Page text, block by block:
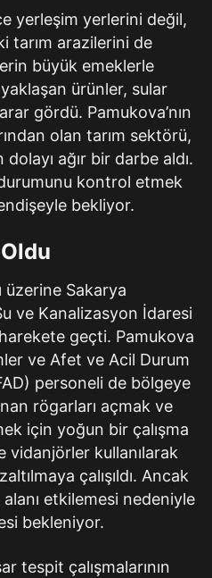
yerleşim yerlerini değil,
tarım arazilerini de
büyük emeklerle
ürünler, sular
gördü. Pamukova’nın
olan tarım sektörü,
ağır bir darbe aldı.
kontrol etmek
bekliyor.
üzerine Sakarya
ve Kanalizasyon İdaresi
geçti. Pamukova
ve Afet ve Acil Durum
personeli de bölgeye
rögarları açmak ve
için yoğun bir çalışma
vidanjörler kullanılarak
çalışıldı. Ancak
etkilemesi nedeniyle
bekleniyor.
tespit çalışmalarının